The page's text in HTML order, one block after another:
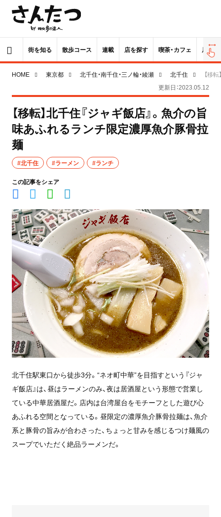
街を知る 散歩コース 連載 店を探す 喫茶・カフェ 居酒屋
HOME 東京都 北千住・南千住・三ノ輪・綾瀬 北千住
【移
更新日：2023.05.12
【移転】北千住『ジャギ飯店』。魚介の旨
味あふれるランチ限定濃厚魚介豚骨拉
麺
#北千住 #ラーメン #ランチ
この記事をシェア
北千住駅東口から徒歩3分。“ネオ町中華”を目指すという『ジャ
ギ飯店』は、昼はラーメンのみ、夜は居酒屋という形態で営業し
ている中華居酒屋だ。店内は台湾屋台をモチーフとした遊び心
あふれる空間となっている。昼限定の濃厚魚介豚骨拉麺は、魚介
系と豚骨の旨みが合わさった、ちょっと甘みを感じるつけ麺風の
スープでいただく絶品ラーメンだ。